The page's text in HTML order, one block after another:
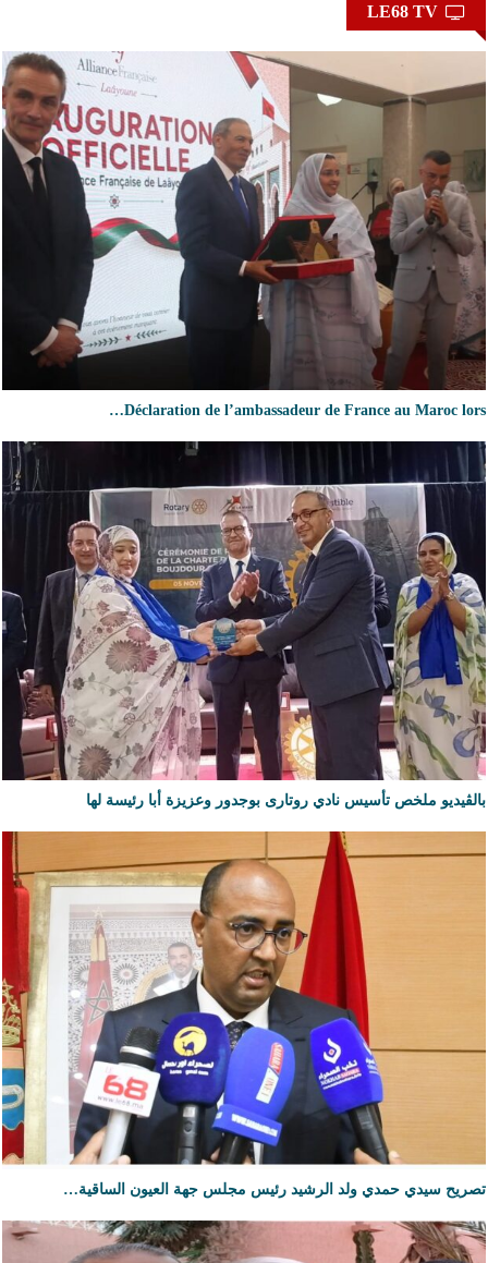
Déclaration de l’ambassadeur de France au Maroc lors…
بالڨيديو ملخص تأسيس نادي روتارى بوجدور وعزيزة أبا رئيسة لها
تصريح سيدي حمدي ولد الرشيد رئيس مجلس جهة العيون الساقية…